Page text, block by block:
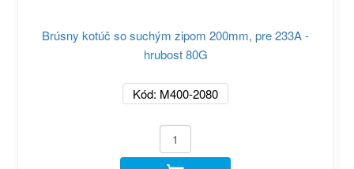
Brúsny kotúč so suchým zipom 200mm, pre 233A -
hrubost 80G
Kód: M400-2080